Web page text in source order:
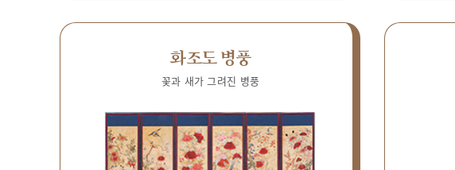
화조도 병풍
꽃과 새가 그려진 병풍